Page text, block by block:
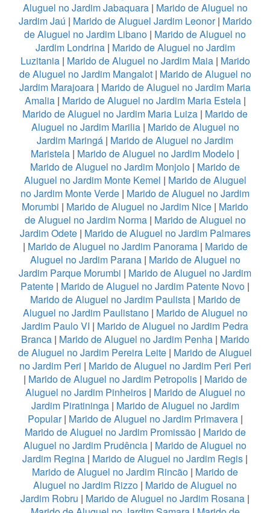
Aluguel no Jardim Jabaquara| Marido de Aluguel no
Jardim Jaú | Marido de Aluguel Jardim Leonor| Marido
de Aluguel no Jardim Libano | Marido de Aluguel no
Jardim Londrina| Marido de Aluguel no Jardim
Luzitania| Marido de Aluguel no Jardim Maia| Marido
de Aluguel no Jardim Mangalot| Marido de Aluguel no
Jardim Marajoara | Marido de Aluguel no Jardim Maria
Amalia| Marido de Aluguel no Jardim Maria Estela|
Marido de Aluguel no Jardim Maria Luiza | Marido de
Aluguel no Jardim Marilia| Marido de Aluguel no
Jardim Maringá | Marido de Aluguel no Jardim
Maristela | Marido de Aluguel no Jardim Modelo |
Marido de Aluguel no Jardim Monjolo | Marido de
Aluguel no Jardim Monte Kemel | Marido de Aluguel
no Jardim Monte Verde | Marido de Aluguel no Jardim
Morumbi | Marido de Aluguel no Jardim Nice | Marido
de Aluguel no Jardim Norma| Marido de Aluguel no
Jardim Odete| Marido de Aluguel no Jardim Palmares
| Marido de Aluguel no Jardim Panorama| Marido de
Aluguel no Jardim Parana| Marido de Aluguel no
Jardim Parque Morumbi | Marido de Aluguel no Jardim
Patente | Marido de Aluguel no Jardim Patente Novo |
Marido de Aluguel no Jardim Paulista| Marido de
Aluguel no Jardim Paulistano| Marido de Aluguel no
Jardim Paulo VI | Marido de Aluguel no Jardim Pedra
Branca| Marido de Aluguel no Jardim Penha| Marido
de Aluguel no Jardim Pereira Leite | Marido de Aluguel
no Jardim Peri | Marido de Aluguel no Jardim Peri Peri
| Marido de Aluguel no Jardim Petropolis| Marido de
Aluguel no Jardim Pinheiros| Marido de Aluguel no
Jardim Piratininga| Marido de Aluguel no Jardim
Popular| Marido de Aluguel no Jardim Primavera|
Marido de Aluguel no Jardim Promissão| Marido de
Aluguel no Jardim Prudência | Marido de Aluguel no
Jardim Regina | Marido de Aluguel no Jardim Regis |
Marido de Aluguel no Jardim Rincão | Marido de
Aluguel no Jardim Rizzo | Marido de Aluguel no
Jardim Robru | Marido de Aluguel no Jardim Rosana |